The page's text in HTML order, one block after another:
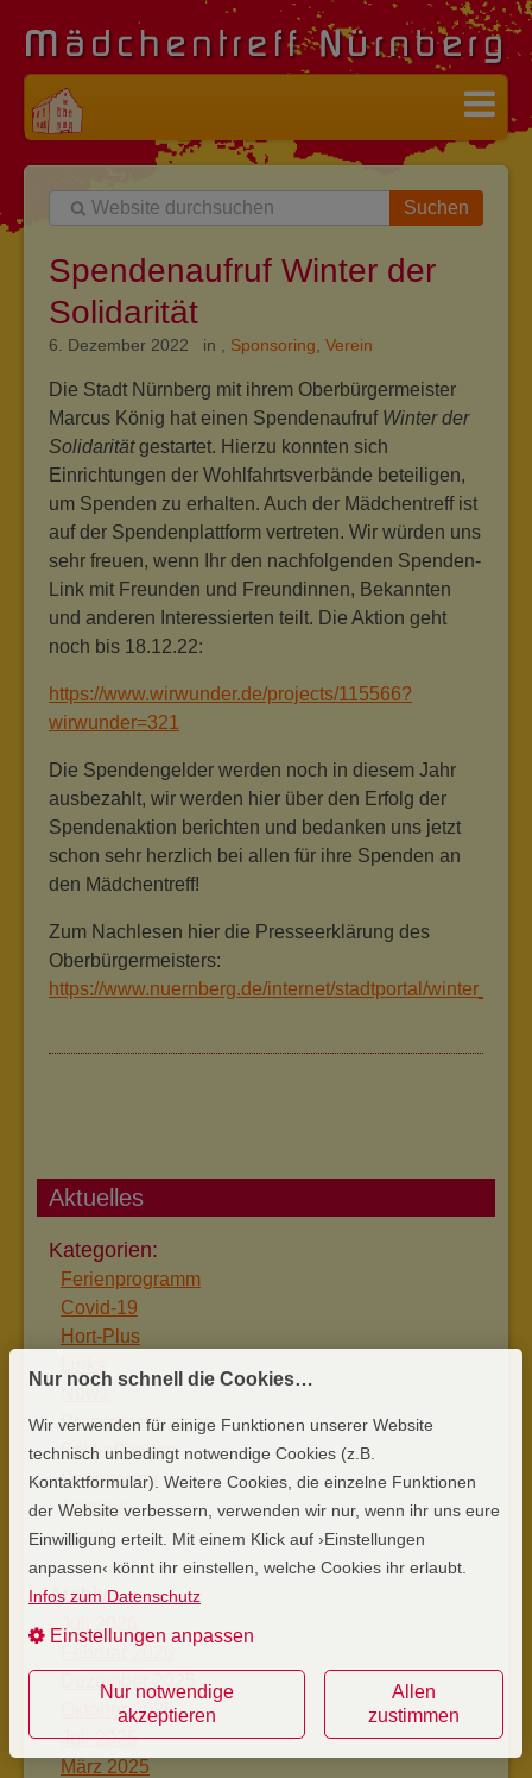
Suchen
Spendenaufruf Winter der
Solidarität
6. Dezember 2022 in , Sponsoring, Verein
Die Stadt Nürnberg mit ihrem Oberbürgermeister
Marcus König hat einen Spendenaufruf Winter der
Solidaritätgestartet. Hierzu konnten sich
Einrichtungen der Wohlfahrtsverbände beteiligen,
um Spenden zu erhalten. Auch der Mädchentreff ist
auf der Spendenplattform vertreten. Wir würden uns
sehr freuen, wenn Ihr den nachfolgenden Spenden-
Link mit Freunden und Freundinnen, Bekannten
und anderen Interessierten teilt. Die Aktion geht
noch bis 18.12.22:
https://www.wirwunder.de/projects/115566?
wirwunder=321
Die Spendengelder werden noch in diesem Jahr
ausbezahlt, wir werden hier über den Erfolg der
Spendenaktion berichten und bedanken uns jetzt
schon sehr herzlich bei allen für ihre Spenden an
den Mädchentreff!
Zum Nachlesen hier die Presseerklärung des
Oberbürgermeisters:
https://www.nuernberg.de/internet/stadtportal/
Aktuelles
Ferienprogramm
Covid-19
Hort-Plus
Pressemeldungen
Schließzeiten
Sponsoring
Termine
Verein
Juli 2026
Februar 2026
Dezember 2025
Oktober 2025
Juli 2025
März 2025
Nur noch schnell die Cookies…
Wir verwenden für einige Funktionen unserer Website
technisch unbedingt notwendige Cookies (z.B.
Kontaktformular). Weitere Cookies, die einzelne Funktionen
der Website verbessern, verwenden wir nur, wenn ihr uns eure
Einwilligung erteilt. Mit einem Klick auf ›Einstellungen
anpassen‹ könnt ihr einstellen, welche Cookies ihr erlaubt.
Infos zum Datenschutz
Einstellungen anpassen
Nur notwendige
akzeptieren
Allen
zustimmen